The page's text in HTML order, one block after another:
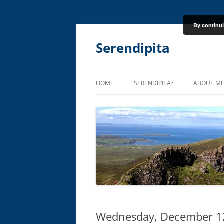
Skip
Serendipita
HOME SERENDIPITA? ABOUT ME
Wednesday, December
By